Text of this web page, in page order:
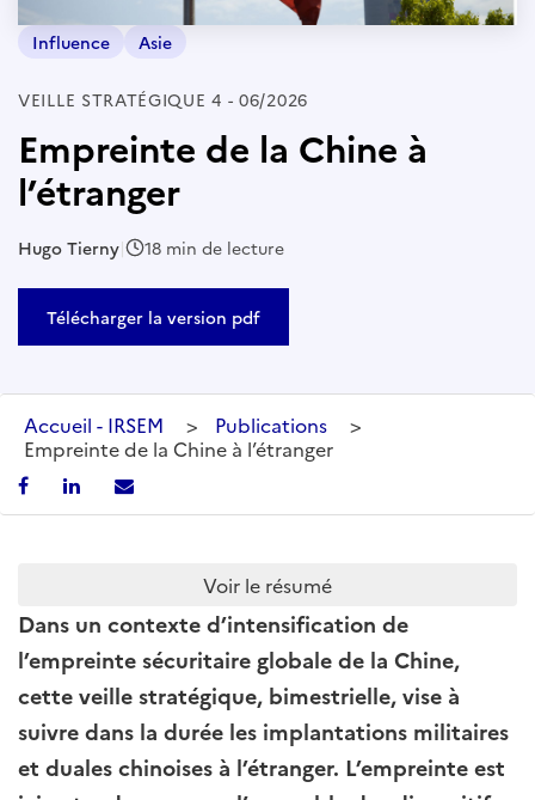
Influence Asie
VEILLE STRATÉGIQUE 4 - 06/2026
Empreinte de la Chine à
l’étranger
Hugo Tierny| 18 min de lecture
Télécharger la version pdf
Accueil - IRSEM > Publications
>
Empreinte de la Chine à l’étranger
Voir le résumé
Dans un contexte d’intensification de
l’empreinte sécuritaire globale de la Chine,
cette veille stratégique, bimestrielle, vise à
suivre dans la durée les implantations militaires
et duales chinoises à l’étranger. L’empreinte est